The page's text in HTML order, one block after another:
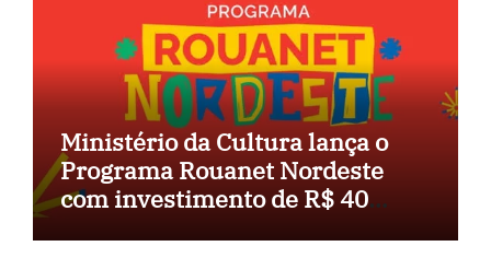
Ministério da Cultura lança o
Programa Rouanet Nordeste
com investimento de R$ 40